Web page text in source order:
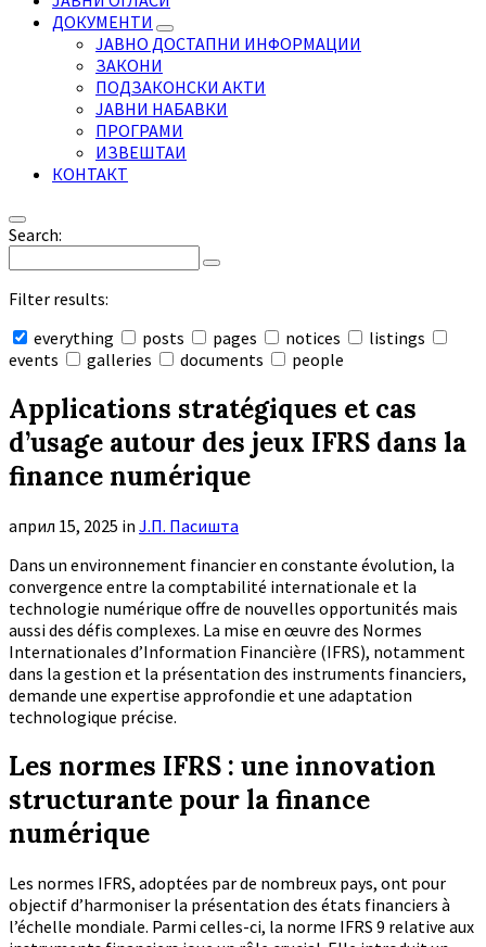
ДОКУМЕНТИ
ЈАВНО ДОСТАПНИ ИНФОРМАЦИИ
ЗАКОНИ
ПОДЗАКОНСКИ АКТИ
ЈАВНИ НАБАВКИ
ПРОГРАМИ
ИЗВЕШТАИ
КОНТАКТ
Search:
Filter results:
everything
posts pages notices
listings
events
galleries documents people
search
Applications stratégiques et cas
d’usage autour des jeux IFRS dans la
finance numérique
април 15, 2025 in Ј.П. Пасишта
Dans un environnement financier en constante évolution, la
convergence entre la comptabilité internationale et la
technologie numérique offre de nouvelles opportunités mais
aussi des défis complexes. La mise en œuvre des Normes
Internationales d’Information Financière (IFRS), notamment
dans la gestion et la présentation des instruments financiers,
demande une expertise approfondie et une adaptation
technologique précise.
Les normes IFRS : une innovation
structurante pour la finance
numérique
Les normes IFRS, adoptées par de nombreux pays, ont pour
objectif d’harmoniser la présentation des états financiers à
l’échelle mondiale. Parmi celles-ci, la norme IFRS 9 relative aux